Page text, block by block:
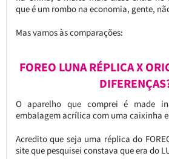
que é um rombo na economia, gente,
Mas vamos às comparações:
FOREO LUNA RÉPLICA X
O aparelho que comprei é made
embalagem acrílica com uma caixinha
Acredito que seja uma réplica do
site que pesquisei constava que era do